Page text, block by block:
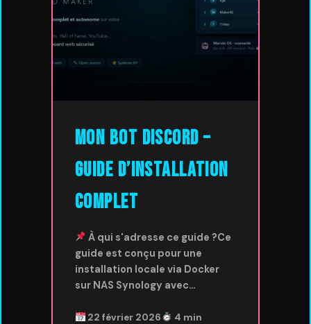
Mon Bot Discord –
Guide d’installation
complet
À qui s'adresse ce guide ?Ce
guide est conçu pour une
installation locale via Docker
sur NAS Synology avec…
22 février 2026 4 min